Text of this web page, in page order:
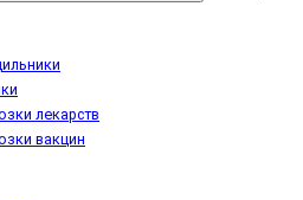
лекарств
вакцин